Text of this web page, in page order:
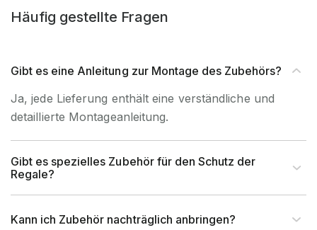
Beständigkeit
Artikel-Tiefe (mm)
Rahmentyp (Profil) Rechteckrohr
Häufig gestellte Fragen
Gibt es eine Anleitung zur Montage des Zubehörs?
Ja, jede Lieferung enthält eine verständliche und
detaillierte Montageanleitung.
Gibt es spezielles Zubehör für den Schutz der
Regale?
Kann ich Zubehör nachträglich anbringen?